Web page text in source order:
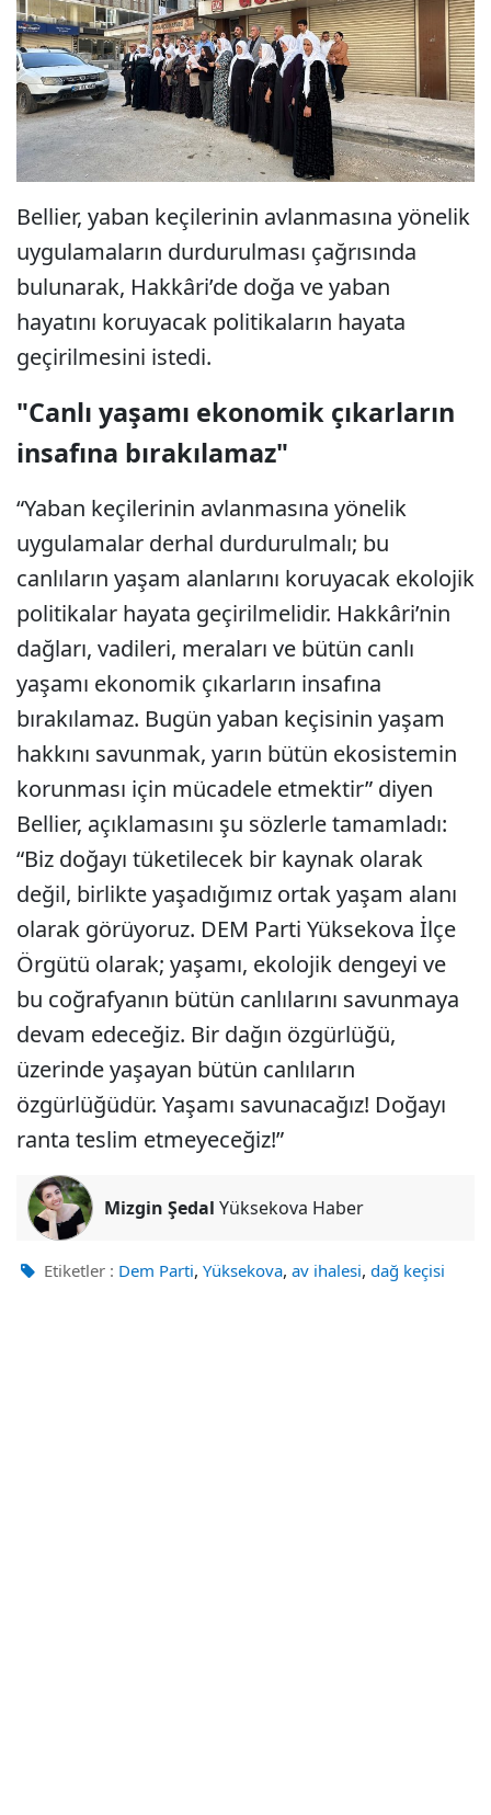
Bellier, yaban keçilerinin avlanmasına yönelik
uygulamaların durdurulması çağrısında
bulunarak, Hakkâri’de doğa ve yaban
hayatını koruyacak politikaların hayata
geçirilmesini istedi.
"Canlı yaşamı ekonomik çıkarların
insafına bırakılamaz"
“Yaban keçilerinin avlanmasına yönelik
uygulamalar derhal durdurulmalı; bu
canlıların yaşam alanlarını koruyacak ekolojik
politikalar hayata geçirilmelidir. Hakkâri’nin
dağları, vadileri, meraları ve bütün canlı
yaşamı ekonomik çıkarların insafına
bırakılamaz. Bugün yaban keçisinin yaşam
hakkını savunmak, yarın bütün ekosistemin
korunması için mücadele etmektir” diyen
Bellier, açıklamasını şu sözlerle tamamladı:
“Biz doğayı tüketilecek bir kaynak olarak
değil, birlikte yaşadığımız ortak yaşam alanı
olarak görüyoruz. DEM Parti Yüksekova İlçe
Örgütü olarak; yaşamı, ekolojik dengeyi ve
bu coğrafyanın bütün canlılarını savunmaya
devam edeceğiz. Bir dağın özgürlüğü,
üzerinde yaşayan bütün canlıların
özgürlüğüdür. Yaşamı savunacağız! Doğayı
ranta teslim etmeyeceğiz!”
Mizgin Şedal Yüksekova Haber
Etiketler : Dem Parti, Yüksekova, av ihalesi, dağ keçisi